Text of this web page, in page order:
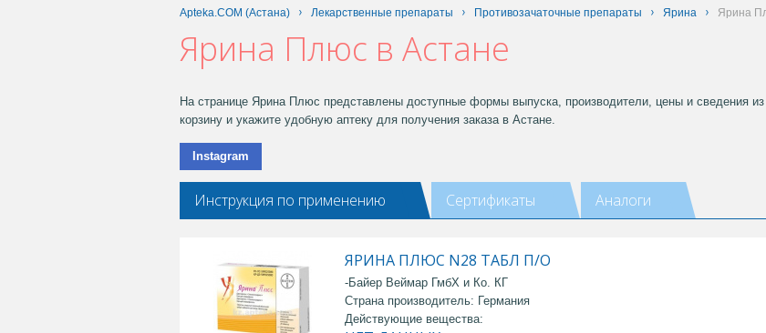
Apteka.COM (Астана) Лекарственные препараты Противозачаточные препараты Ярина Ярина
Ярина Плюс в Астане
На странице Ярина Плюс представлены доступные формы выпуска, производители, цены и сведения из
корзину и укажите удобную аптеку для получения заказа в Астане.
Instagram
Инструкция по применению Сертификаты Аналоги
ЯРИНА ПЛЮС N28 ТАБЛ П/О
-Байер Веймар ГмбХ и Ко. КГ
Страна производитель: Германия
Действующие вещества: